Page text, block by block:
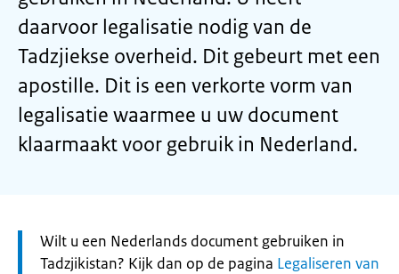
daarvoor legalisatie nodig van de
Tadzjiekse overheid. Dit gebeurt met een
apostille. Dit is een verkorte vorm van
legalisatie waarmee u uw document
klaarmaakt voor gebruik in Nederland.
Let
op:
Wilt u een Nederlands document gebruiken in
Tadzjikistan? Kijk dan op de pagina Legaliseren van